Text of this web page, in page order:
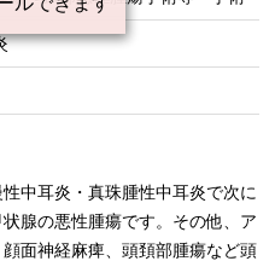
中耳炎・真珠腫性中耳炎で次に
腺の悪性腫瘍です。その他、ア
面神経麻痺、頭頚部腫瘍など頭